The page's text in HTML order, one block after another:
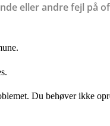
eller andre fejl på
Du behøver ikke